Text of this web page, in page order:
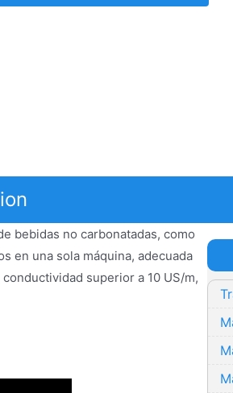
bebidas no carbonatadas, como
en una sola máquina, adecuada
superior a 10 US/m,